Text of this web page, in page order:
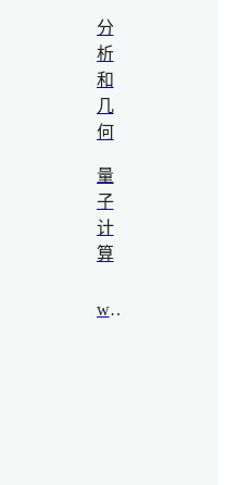
分
析
和
几
何
量
子
计
算
wjs@bimsa.cn